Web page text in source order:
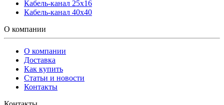
Кабель-канал 25х16
Кабель-канал 40х40
О компании
О компании
Доставка
Как купить
Статьи и новости
Контакты